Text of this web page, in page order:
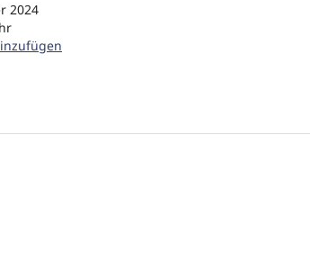
2024